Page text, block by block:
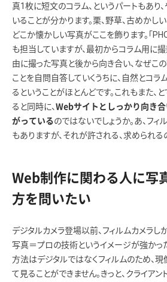
真1枚に短文のコラム、というパートもあり
いることが分かります。栗、野草、古めかし
どこか懐かしい写真がここを飾ります。「
も担当していますが、最初からコラム用に
由に撮った写真と後から向き合い、なぜこ
ことを自問自答していくうちに、自然とコラ
るということがほとんどです。これもまた、
ると同時に、 Webサイトとしっかり向き
がっているのではないでしょうか。あ、フ
もありますが、それが許される、求められる
Web制作に関わる人に写
方を問いたい
デジタルカメラ登場以前、フィルムカメラし
写真＝プロの技術というイメージが強かっ
方法はデジタルではなくフィルムのため、
て見ることができません。きっと、クライアン